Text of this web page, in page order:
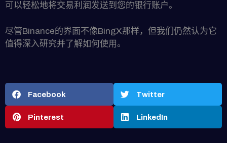
可以轻松地将交易利润发送到您的银行账户。
尽管Binance的界面不像BingX那样，但我们仍然认为它
值得深入研究并了解如何使用。
Facebook Twitter
Pinterest LinkedIn